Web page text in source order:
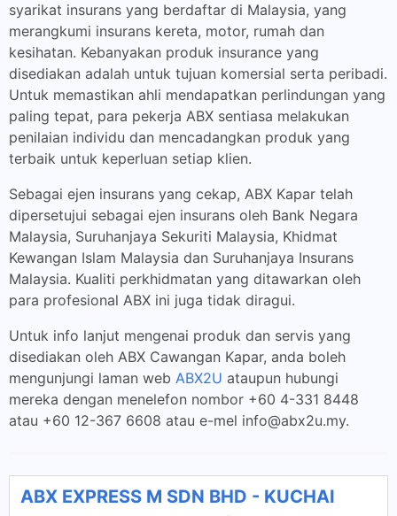
syarikat insurans yang berdaftar di Malaysia, yang
merangkumi insurans kereta, motor, rumah dan
kesihatan. Kebanyakan produk insurance yang
disediakan adalah untuk tujuan komersial serta peribadi.
Untuk memastikan ahli mendapatkan perlindungan yang
paling tepat, para pekerja ABX sentiasa melakukan
penilaian individu dan mencadangkan produk yang
terbaik untuk keperluan setiap klien.
Sebagai ejen insurans yang cekap, ABX Kapar telah
dipersetujui sebagai ejen insurans oleh Bank Negara
Malaysia, Suruhanjaya Sekuriti Malaysia, Khidmat
Kewangan Islam Malaysia dan Suruhanjaya Insurans
Malaysia. Kualiti perkhidmatan yang ditawarkan oleh
para profesional ABX ini juga tidak diragui.
Untuk info lanjut mengenai produk dan servis yang
disediakan oleh ABX Cawangan Kapar, anda boleh
mengunjungi laman web ABX2U ataupun hubungi
mereka dengan menelefon nombor +60 4-331 8448
atau +60 12-367 6608 atau e-mel info@abx2u.my.
ABX EXPRESS M SDN BHD - KUCHAI